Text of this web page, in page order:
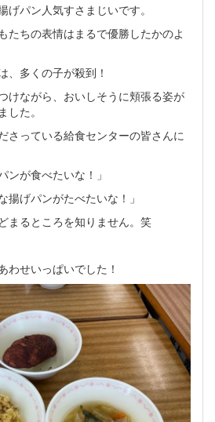
げパン人気すさまじいです。
たちの表情はまるで優勝したかのよ
、多くの子が殺到！
けながら、おいしそうに頬張る姿が
た。
さっている給食センターの皆さんに
ンが食べたいな！」
揚げパンがたべたいな！」
まるところを知りません。笑
わせいっぱいでした！